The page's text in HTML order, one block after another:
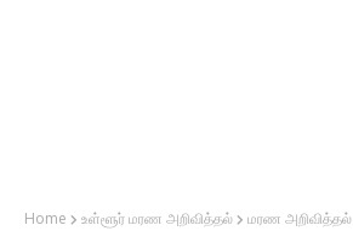
Home உள்ளூர் மரண அறிவித்தல் மரண அறிவித்தல்